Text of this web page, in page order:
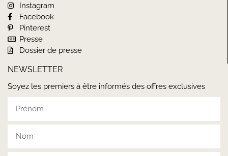
Instagram
Facebook
Pinterest
Presse
Dossier de presse
NEWSLETTER
Soyez les premiers à être informés des offres exclusives